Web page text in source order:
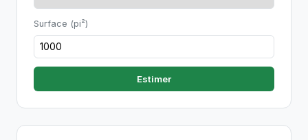
Surface (pi²)
Estimer